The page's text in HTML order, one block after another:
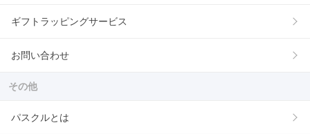
ギフトラッピングサービス
お問い合わせ
その他
パスクルとは